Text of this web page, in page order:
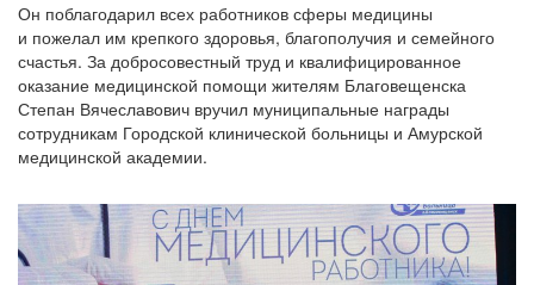
Он поблагодарил всех работников сферы медицины
и пожелал им крепкого здоровья, благополучия и семейного
счастья. За добросовестный труд и квалифицированное
оказание медицинской помощи жителям Благовещенска
Степан Вячеславович вручил муниципальные награды
сотрудникам Городской клинической больницы и Амурской
медицинской академии.